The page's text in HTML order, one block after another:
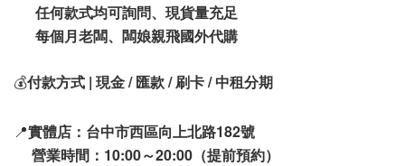
任何款式均可詢問、現貨量充足
每個月老闆、闆娘親飛國外代購
💰付款方式 | 現金 / 匯款 / 刷卡 / 中租分期
📍實體店：台中市西區向上北路182號
營業時間：10:00～20:00（提前預約）